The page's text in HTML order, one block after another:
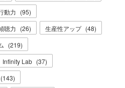
動力 (95)
聴力 (26) 生産性アップ (48)
(219)
Infinity Lab (37)
(143)